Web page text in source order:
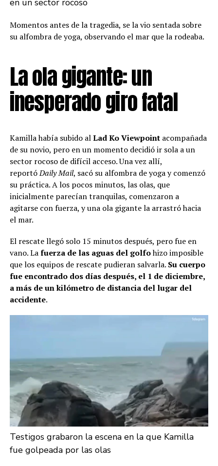
Momentos antes de la tragedia, se la vio sentada sobre
su alfombra de yoga, observando el mar que la rodeaba.
La ola gigante: un
inesperado giro fatal
Kamilla había subido alLad Ko Viewpoint acompañada
de su novio, pero en un momento decidió ir sola a un
sector rocoso de difícil acceso. Una vez allí,
reportóDaily Mail, sacó su alfombra de yoga y comenzó
su práctica. A los pocos minutos, las olas, que
inicialmente parecían tranquilas, comenzaron a
agitarse con fuerza, y una ola gigante la arrastró hacia
el mar.
El rescate llegó solo 15 minutos después, pero fue en
vano. Lafuerza de las aguas del golfohizo imposible
que los equipos de rescate pudieran salvarla. Su cuerpo
fue encontrado dos días después, el 1 de diciembre,
a más de un kilómetro de distancia del lugar del
accidente.
Testigos grabaron la escena en la que Kamilla
fue golpeada por las olas